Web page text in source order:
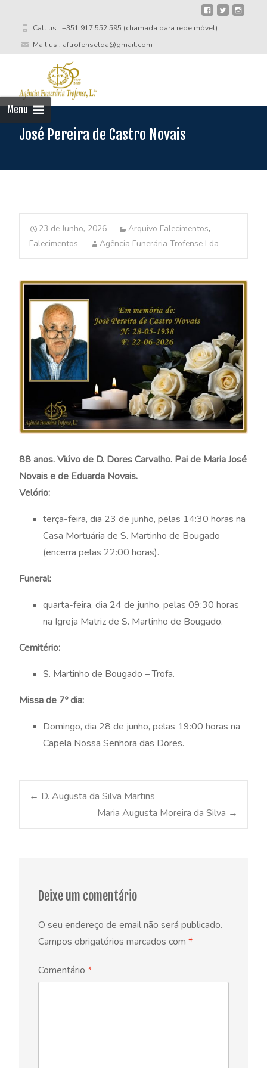
Call us : +351 917 552 595 (chamada para rede móvel)
Mail us : aftrofenselda@gmail.com
Menu
José Pereira de Castro Novais
23 de Junho, 2026 Arquivo Falecimentos,
Falecimentos
Agência Funerária Trofense Lda
88 anos. Viúvo de D. Dores Carvalho. Pai de Maria José
Novais e de Eduarda Novais.
Velório:
terça-feira, dia 23 de junho, pelas 14:30 horas na
Casa Mortuária de S. Martinho de Bougado
(encerra pelas 22:00 horas).
Funeral:
quarta-feira, dia 24 de junho, pelas 09:30 horas
na Igreja Matriz de S. Martinho de Bougado.
Cemitério:
S. Martinho de Bougado – Trofa.
Missa de 7º dia:
Domingo, dia 28 de junho, pelas 19:00 horas na
Capela Nossa Senhora das Dores.
Post
← D. Augusta da Silva Martins
Maria Augusta Moreira da Silva →
Deixe um comentário
O seu endereço de email não será publicado.
Campos obrigatórios marcados com *
Comentário *